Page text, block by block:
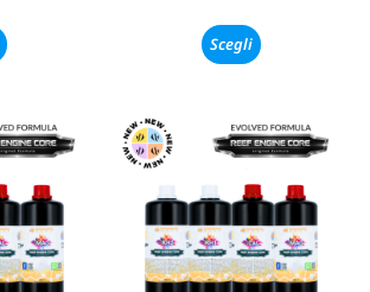
Scegli